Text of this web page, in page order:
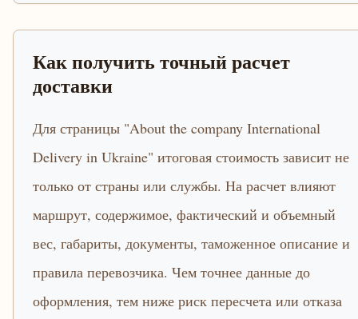
Как получить точный расчет
доставки
Для страницы "About the company International
Delivery in Ukraine" итоговая стоимость зависит не
только от страны или службы. На расчет влияют
маршрут, содержимое, фактический и объемный
вес, габариты, документы, таможенное описание и
правила перевозчика. Чем точнее данные до
оформления, тем ниже риск пересчета или отказа